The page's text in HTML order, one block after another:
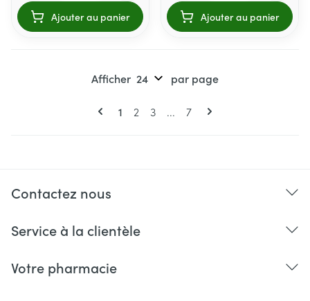
Ajouter au panier Ajouter au panier
Pages
Vous lisez actuellement la page
1 Page
2 Page
3 ... Page
7
Afficher par page
Contactez nous
Service à la clientèle
Votre pharmacie